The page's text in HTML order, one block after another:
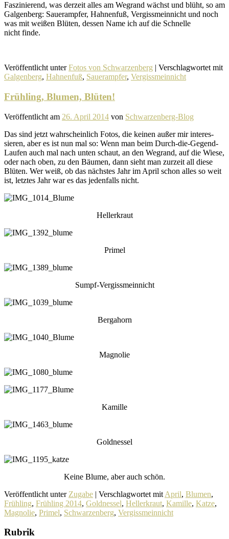
Faszinierend, was derzeit alles am Wegrand wächst und blüht, so am
Galgenberg: Sauerampfer, Hahnenfuß, Vergissmeinnicht und noch
was mit weißen Blüten, dessen Name ich auf die Schnelle
nicht finde.
Veröffentlicht unter Fotos von Schwarzenberg | Verschlagwortet mit
Galgenberg, Hahnenfuß, Sauerampfer, Vergissmeinnicht
Frühling, Blumen, Blüten!
Veröffentlicht am 26. April 2014 von Schwarzenberg-Blog
Das sind jetzt wahr­schein­lich Fotos, die keinen außer mir inter­es­
sieren, aber es ist nun mal so: Wenn man beim Durch-die-Gegend-
Laufen auch mal nach unten schaut, an den Wegrand, auf die Wiese,
oder nach oben, zu den Bäumen, dann sieht man zurzeit all diese
Blüten. Wer weiß, ob das nächstes Jahr im April schon alles so weit
ist, letztes Jahr war es das jeden­falls nicht.
Hellerkraut
Primel
Sumpf-Vergissmeinnicht
Bergahorn
Magnolie
Kamille
Goldnessel
Keine Blume, aber auch schön.
Veröffentlicht unter Zugabe | Verschlagwortet mit April, Blumen,
Frühling, Frühling 2014, Goldnessel, Hellerkraut, Kamille, Katze,
Magnolie, Primel, Schwarzenberg, Vergissmeinnicht
Rubrik